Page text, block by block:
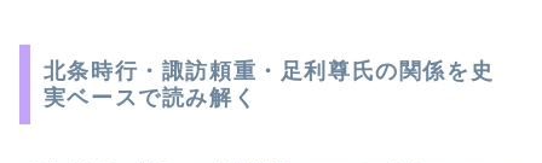
北条時行・諏訪頼重・足利尊氏の関係を史
実ベースで読み解く